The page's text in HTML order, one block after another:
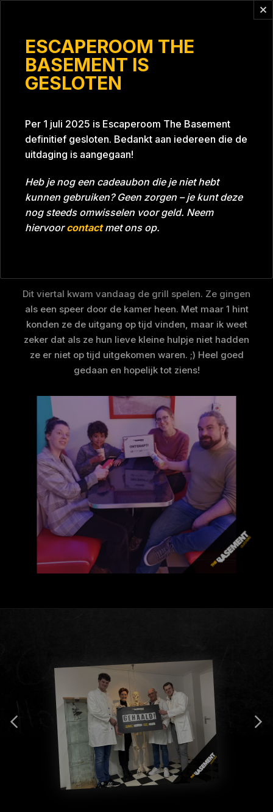
ESCAPEROOM THE
BASEMENT IS
GESLOTEN
Per 1 juli 2025 is Escaperoom The Basement
definitief gesloten. Bedankt aan iedereen die de
uitdaging is aangegaan!
Heb je nog een cadeaubon die je niet hebt
kunnen gebruiken? Geen zorgen – je kunt deze
nog steeds omwisselen voor geld. Neem
hiervoorcontactmet ons op.
Tijd 48:07 Datum 25-02-2022
Room Grill With A Thrill
Dit viertal kwam vandaag de grill spelen. Ze gingen
als een speer door de kamer heen. Met maar 1 hint
konden ze de uitgang op tijd vinden, maar ik weet
zeker dat als ze hun lieve kleine hulpje niet hadden
ze er niet op tijd uitgekomen waren. ;) Heel goed
gedaan en hopelijk tot ziens!